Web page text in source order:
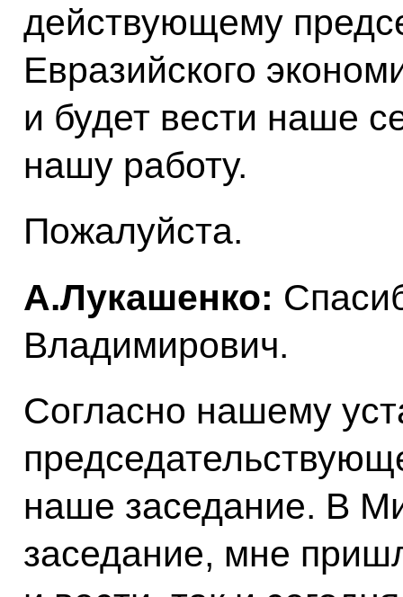
действующему
Евразийского
и будет вести наше
нашу работу.
Пожалуйста.
А.Лукашенко:
Владимирович.
Согласно нашему
наше заседание. В
заседание, мне